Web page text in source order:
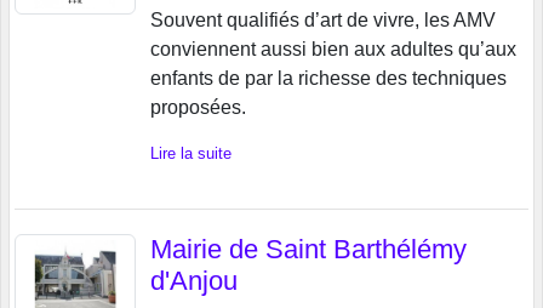
Souvent qualifiés d’art de vivre, les AMV
conviennent aussi bien aux adultes qu’aux
enfants de par la richesse des techniques
proposées.
Lire la suite
Mairie de Saint Barthélémy
d'Anjou